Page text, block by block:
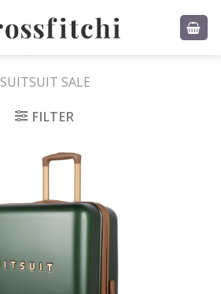
SUITSUIT SALE
FILTER